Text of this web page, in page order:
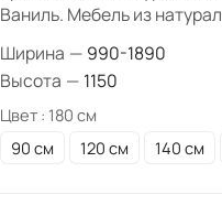
Ваниль. Мебель из
Ширина — 990-1890
Высота — 1150
Цвет : 180 см
90 см
120 см 140 см